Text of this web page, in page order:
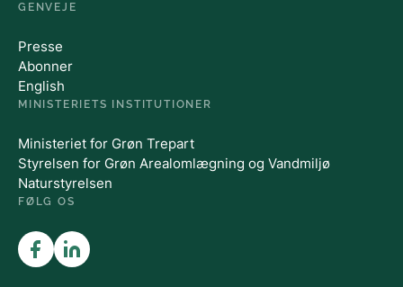
GENVEJE
Presse
Abonner
English
MINISTERIETS INSTITUTIONER
Ministeriet for Grøn Trepart
Styrelsen for Grøn Arealomlægning og Vandmiljø
Naturstyrelsen
FØLG OS